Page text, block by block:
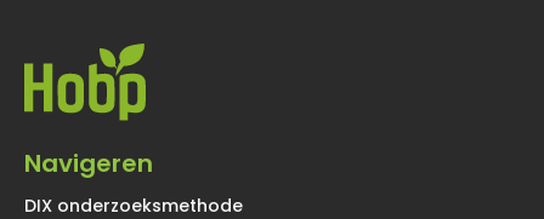
Navigeren
DIX onderzoeksmethode